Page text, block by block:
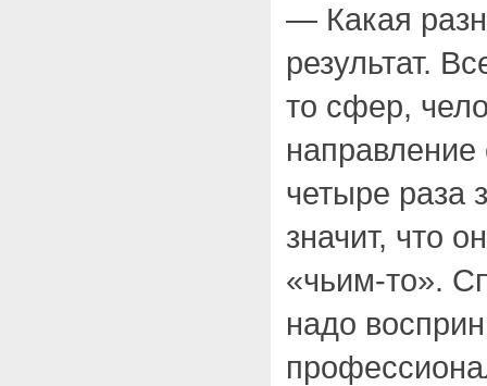
— Какая
результат.
то сфер,
четыре раза
значит, что
«чьим-то».
надо